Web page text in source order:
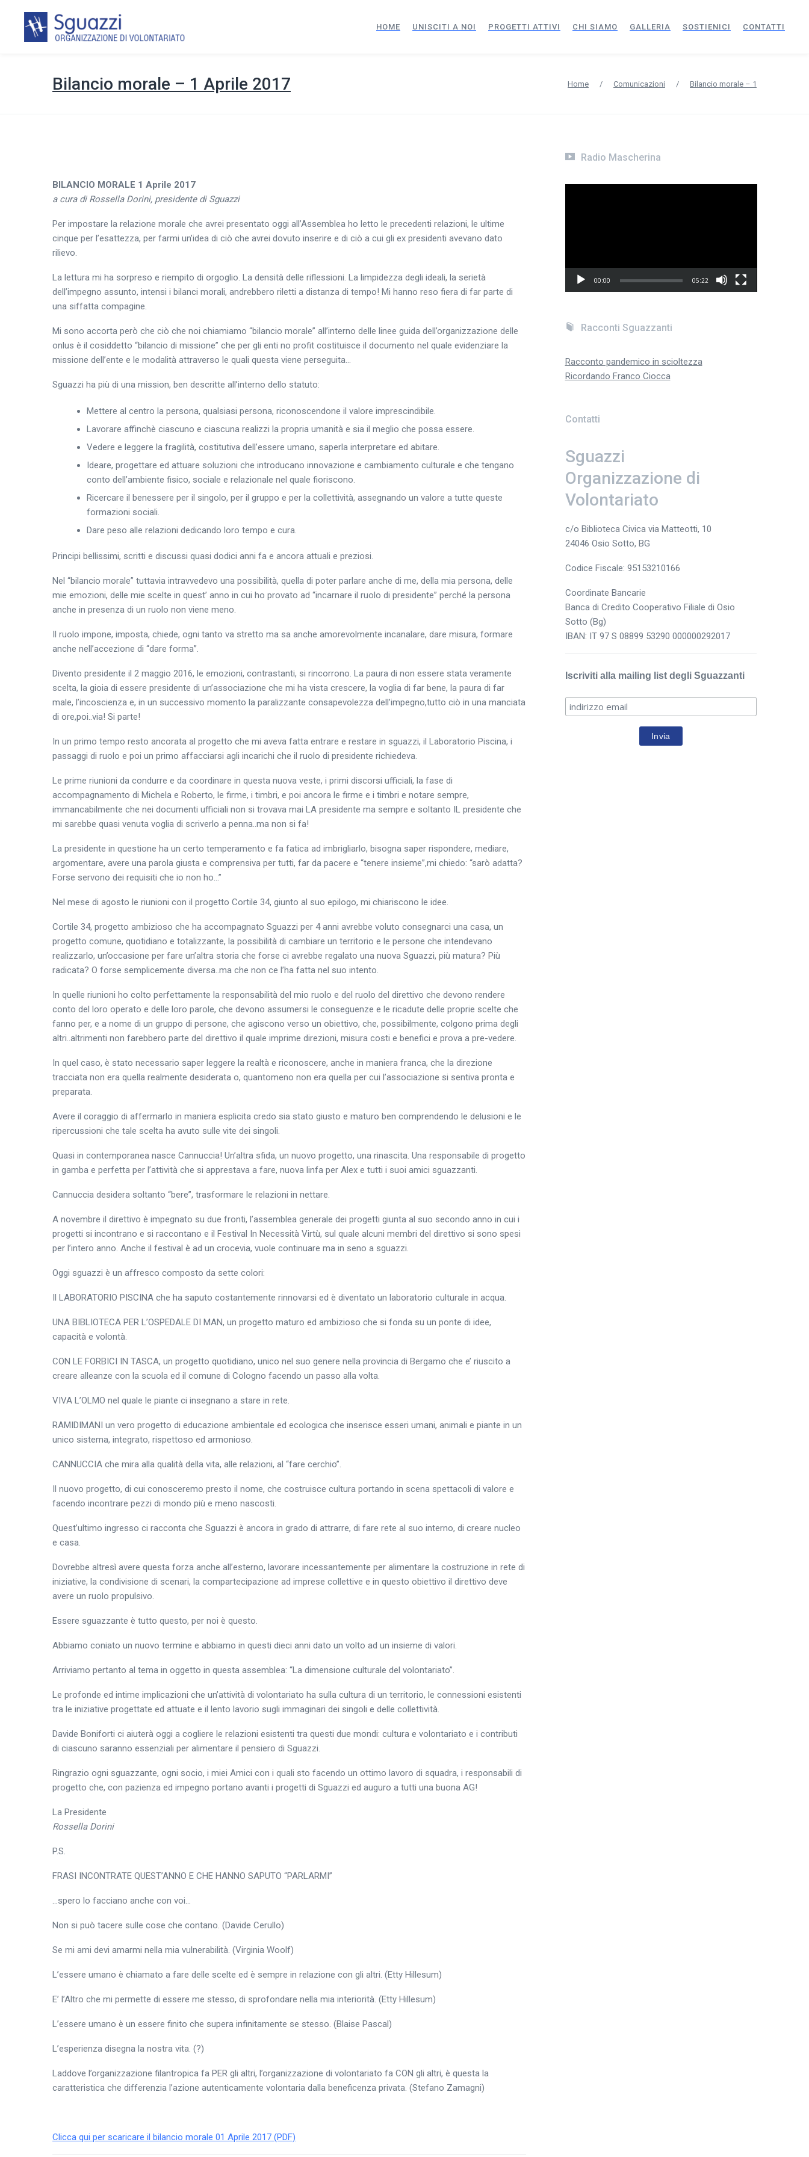
HOME UNISCITI A NOI PROGETTI ATTIVI CHI SIAMO GALLERIA SOSTIENICI CONTATTI
Bilancio morale – 1 Aprile 2017 Home / Comunicazioni / Bilancio morale – 1
BILANCIO MORALE 1 Aprile 2017
a cura di Rossella Dorini, presidente di Sguazzi
Per impostare la relazione morale che avrei presentato oggi all’Assemblea ho letto le precedenti relazioni, le ultime
cinque per l’esattezza, per farmi un’idea di ciò che avrei dovuto inserire e di ciò a cui gli ex presidenti avevano dato
rilievo.
La lettura mi ha sorpreso e riempito di orgoglio. La densità delle riflessioni. La limpidezza degli ideali, la serietà
dell’impegno assunto, intensi i bilanci morali, andrebbero riletti a distanza di tempo! Mi hanno reso fiera di far parte di
una siffatta compagine.
Mi sono accorta però che ciò che noi chiamiamo “bilancio morale” all’interno delle linee guida dell’organizzazione delle
onlus è il cosiddetto “bilancio di missione” che per gli enti no profit costituisce il documento nel quale evidenziare la
missione dell’ente e le modalità attraverso le quali questa viene perseguita…
Sguazzi ha più di una mission, ben descritte all’interno dello statuto:
Mettere al centro la persona, qualsiasi persona, riconoscendone il valore imprescindibile.
Lavorare affinchè ciascuno e ciascuna realizzi la propria umanità e sia il meglio che possa essere.
Vedere e leggere la fragilità, costitutiva dell’essere umano, saperla interpretare ed abitare.
Ideare, progettare ed attuare soluzioni che introducano innovazione e cambiamento culturale e che tengano
conto dell’ambiente fisico, sociale e relazionale nel quale fioriscono.
Ricercare il benessere per il singolo, per il gruppo e per la collettività, assegnando un valore a tutte queste
formazioni sociali.
Dare peso alle relazioni dedicando loro tempo e cura.
Principi bellissimi, scritti e discussi quasi dodici anni fa e ancora attuali e preziosi.
Nel “bilancio morale” tuttavia intravvedevo una possibilità, quella di poter parlare anche di me, della mia persona, delle
mie emozioni, delle mie scelte in quest’ anno in cui ho provato ad “incarnare il ruolo di presidente” perché la persona
anche in presenza di un ruolo non viene meno.
Il ruolo impone, imposta, chiede, ogni tanto va stretto ma sa anche amorevolmente incanalare, dare misura, formare
anche nell’accezione di “dare forma”.
Divento presidente il 2 maggio 2016, le emozioni, contrastanti, si rincorrono. La paura di non essere stata veramente
scelta, la gioia di essere presidente di un’associazione che mi ha vista crescere, la voglia di far bene, la paura di far
male, l’incoscienza e, in un successivo momento la paralizzante consapevolezza dell’impegno,tutto ciò in una manciata
di ore,poi..via! Si parte!
In un primo tempo resto ancorata al progetto che mi aveva fatta entrare e restare in sguazzi, il Laboratorio Piscina, i
passaggi di ruolo e poi un primo affacciarsi agli incarichi che il ruolo di presidente richiedeva.
Le prime riunioni da condurre e da coordinare in questa nuova veste, i primi discorsi ufficiali, la fase di
accompagnamento di Michela e Roberto, le firme, i timbri, e poi ancora le firme e i timbri e notare sempre,
immancabilmente che nei documenti ufficiali non si trovava mai LA presidente ma sempre e soltanto IL presidente che
mi sarebbe quasi venuta voglia di scriverlo a penna..ma non si fa!
La presidente in questione ha un certo temperamento e fa fatica ad imbrigliarlo, bisogna saper rispondere, mediare,
argomentare, avere una parola giusta e comprensiva per tutti, far da pacere e “tenere insieme”,mi chiedo: “sarò adatta?
Forse servono dei requisiti che io non ho…”
Nel mese di agosto le riunioni con il progetto Cortile 34, giunto al suo epilogo, mi chiariscono le idee.
Cortile 34, progetto ambizioso che ha accompagnato Sguazzi per 4 anni avrebbe voluto consegnarci una casa, un
progetto comune, quotidiano e totalizzante, la possibilità di cambiare un territorio e le persone che intendevano
realizzarlo, un’occasione per fare un’altra storia che forse ci avrebbe regalato una nuova Sguazzi, più matura? Più
radicata? O forse semplicemente diversa..ma che non ce l’ha fatta nel suo intento.
In quelle riunioni ho colto perfettamente la responsabilità del mio ruolo e del ruolo del direttivo che devono rendere
conto del loro operato e delle loro parole, che devono assumersi le conseguenze e le ricadute delle proprie scelte che
fanno per, e a nome di un gruppo di persone, che agiscono verso un obiettivo, che, possibilmente, colgono prima degli
altri..altrimenti non farebbero parte del direttivo il quale imprime direzioni, misura costi e benefici e prova a pre-vedere.
In quel caso, è stato necessario saper leggere la realtà e riconoscere, anche in maniera franca, che la direzione
tracciata non era quella realmente desiderata o, quantomeno non era quella per cui l’associazione si sentiva pronta e
preparata.
Avere il coraggio di affermarlo in maniera esplicita credo sia stato giusto e maturo ben comprendendo le delusioni e le
ripercussioni che tale scelta ha avuto sulle vite dei singoli.
Quasi in contemporanea nasce Cannuccia! Un’altra sfida, un nuovo progetto, una rinascita. Una responsabile di progetto
in gamba e perfetta per l’attività che si apprestava a fare, nuova linfa per Alex e tutti i suoi amici sguazzanti.
Cannuccia desidera soltanto “bere”, trasformare le relazioni in nettare.
A novembre il direttivo è impegnato su due fronti, l’assemblea generale dei progetti giunta al suo secondo anno in cui i
progetti si incontrano e si raccontano e il Festival In Necessità Virtù, sul quale alcuni membri del direttivo si sono spesi
per l’intero anno. Anche il festival è ad un crocevia, vuole continuare ma in seno a sguazzi.
Oggi sguazzi è un affresco composto da sette colori:
Il LABORATORIO PISCINA che ha saputo costantemente rinnovarsi ed è diventato un laboratorio culturale in acqua.
UNA BIBLIOTECA PER L’OSPEDALE DI MAN, un progetto maturo ed ambizioso che si fonda su un ponte di idee,
capacità e volontà.
CON LE FORBICI IN TASCA, un progetto quotidiano, unico nel suo genere nella provincia di Bergamo che e’ riuscito a
creare alleanze con la scuola ed il comune di Cologno facendo un passo alla volta.
VIVA L’OLMO nel quale le piante ci insegnano a stare in rete.
RAMIDIMANI un vero progetto di educazione ambientale ed ecologica che inserisce esseri umani, animali e piante in un
unico sistema, integrato, rispettoso ed armonioso.
CANNUCCIA che mira alla qualità della vita, alle relazioni, al “fare cerchio”.
Il nuovo progetto, di cui conosceremo presto il nome, che costruisce cultura portando in scena spettacoli di valore e
facendo incontrare pezzi di mondo più e meno nascosti.
Quest’ultimo ingresso ci racconta che Sguazzi è ancora in grado di attrarre, di fare rete al suo interno, di creare nucleo
e casa.
Dovrebbe altresì avere questa forza anche all’esterno, lavorare incessantemente per alimentare la costruzione in rete di
iniziative, la condivisione di scenari, la compartecipazione ad imprese collettive e in questo obiettivo il direttivo deve
avere un ruolo propulsivo.
Essere sguazzante è tutto questo, per noi è questo.
Abbiamo coniato un nuovo termine e abbiamo in questi dieci anni dato un volto ad un insieme di valori.
Arriviamo pertanto al tema in oggetto in questa assemblea: “La dimensione culturale del volontariato”.
Le profonde ed intime implicazioni che un’attività di volontariato ha sulla cultura di un territorio, le connessioni esistenti
tra le iniziative progettate ed attuate e il lento lavorio sugli immaginari dei singoli e delle collettività.
Davide Boniforti ci aiuterà oggi a cogliere le relazioni esistenti tra questi due mondi: cultura e volontariato e i contributi
di ciascuno saranno essenziali per alimentare il pensiero di Sguazzi.
Ringrazio ogni sguazzante, ogni socio, i miei Amici con i quali sto facendo un ottimo lavoro di squadra, i responsabili di
progetto che, con pazienza ed impegno portano avanti i progetti di Sguazzi ed auguro a tutti una buona AG!
La Presidente
Rossella Dorini
P.S.
FRASI INCONTRATE QUEST’ANNO E CHE HANNO SAPUTO “PARLARMI”
…spero lo facciano anche con voi…
Non si può tacere sulle cose che contano. (Davide Cerullo)
Se mi ami devi amarmi nella mia vulnerabilità. (Virginia Woolf)
L’essere umano è chiamato a fare delle scelte ed è sempre in relazione con gli altri. (Etty Hillesum)
E’ l’Altro che mi permette di essere me stesso, di sprofondare nella mia interiorità. (Etty Hillesum)
L’essere umano è un essere finito che supera infinitamente se stesso. (Blaise Pascal)
L’esperienza disegna la nostra vita. (?)
Laddove l’organizzazione filantropica fa PER gli altri, l’organizzazione di volontariato fa CON gli altri, è questa la
caratteristica che differenzia l’azione autenticamente volontaria dalla beneficenza privata. (Stefano Zamagni)
Clicca qui per scaricare il bilancio morale 01 Aprile 2017 (PDF)
Radio Mascherina
00:00 05:22
Racconti Sguazzanti
Racconto pandemico in scioltezza
Ricordando Franco Ciocca
Contatti
Sguazzi
Organizzazione di
Volontariato
c/o Biblioteca Civica via Matteotti, 10
24046 Osio Sotto, BG
Codice Fiscale: 95153210166
Coordinate Bancarie
Banca di Credito Cooperativo Filiale di Osio
Sotto (Bg)
IBAN: IT 97 S 08899 53290 000000292017
Iscriviti alla mailing list degli Sguazzanti